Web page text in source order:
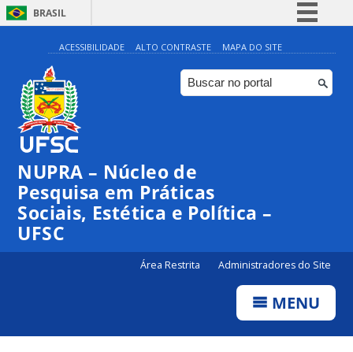
BRASIL
Simplifique!
Comunica BR
Participe
ACESSIBILIDADE ALTO CONTRASTE MAPA DO SITE
NUPRA – Núcleo de
Pesquisa em Práticas
Sociais, Estética e Política –
UFSC
Área Restrita Administradores do Site
MENU